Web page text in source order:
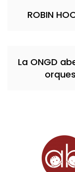
ROBIN
La ONGD